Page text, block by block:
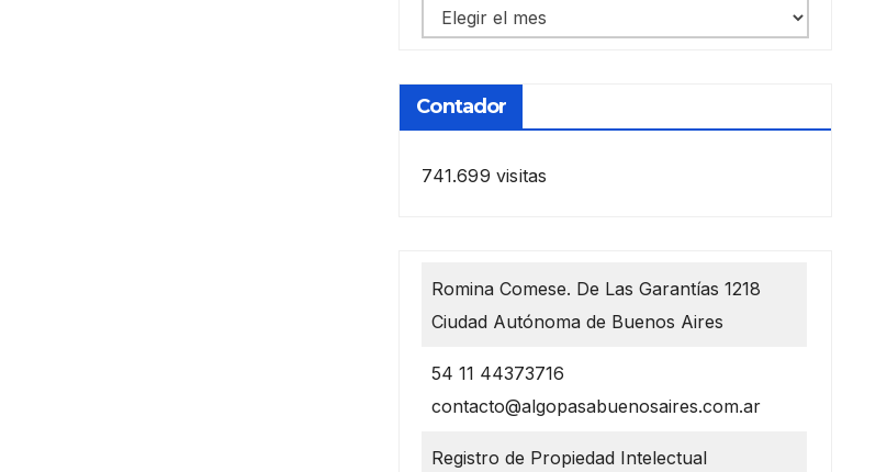
Notas
anteriores
Contador
741.699 visitas
Romina Comese. De Las Garantías 1218
Ciudad Autónoma de Buenos Aires
54 11 44373716
contacto@algopasabuenosaires.com.ar
Registro de Propiedad Intelectual